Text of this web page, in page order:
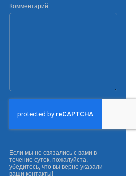
Комментарий:
Если мы не связались с вами в
течение суток, пожалуйста,
убедитесь, что вы верно указали
ваши контакты!